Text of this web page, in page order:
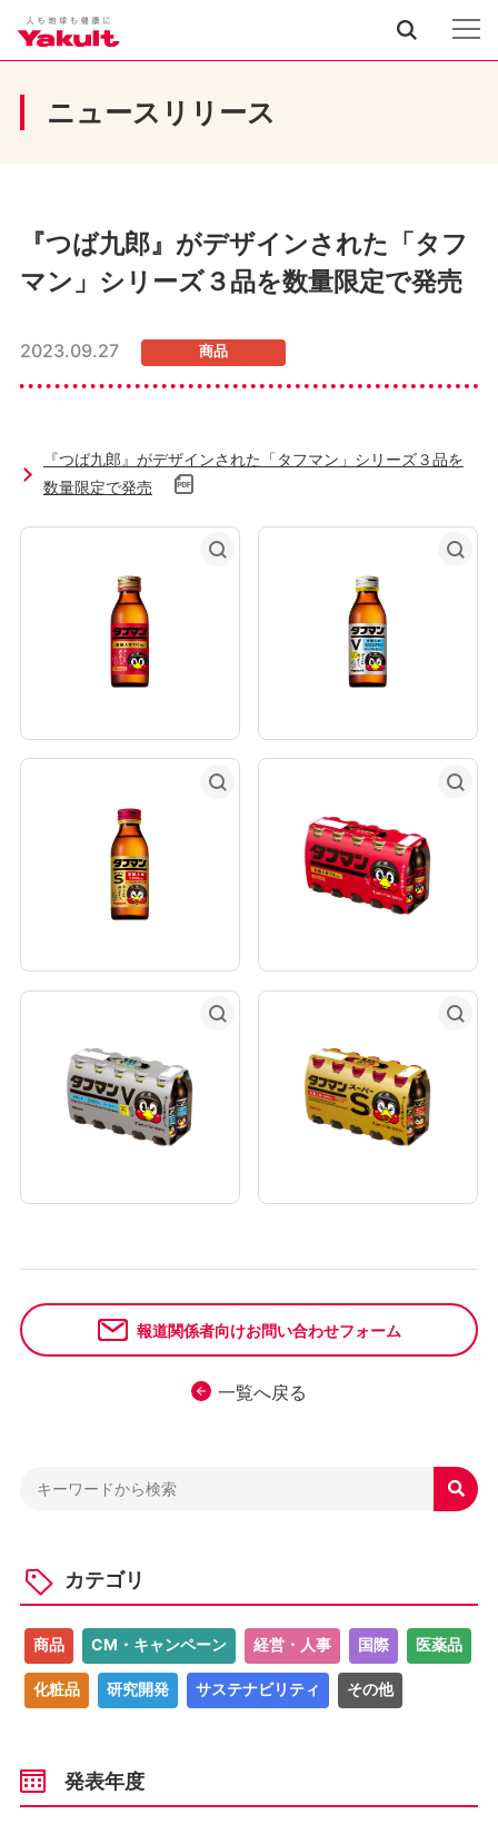
ニュースリリース
『つば九郎』がデザインされた「タフ
マン」シリーズ３品を数量限定で発売
2023.09.27 商品
『つば九郎』がデザインされた「タフマン」シリーズ３品を
数量限定で発売
一覧へ戻る
報道関係者向けお問い合わせフォーム

カテゴリ
商品 CM・キャンペーン 経営・人事 国際 医薬品
化粧品 研究開発 サステナビリティ その他
発表年度